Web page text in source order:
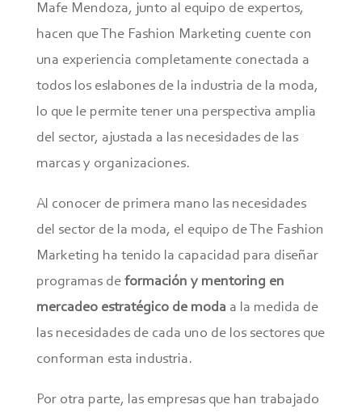
Mafe Mendoza, junto al equipo de expertos,
hacen que The Fashion Marketing cuente con
una experiencia completamente conectada a
todos los eslabones de la industria de la moda,
lo que le permite tener una perspectiva amplia
del sector, ajustada a las necesidades de las
marcas y organizaciones.
Al conocer de primera mano las necesidades
del sector de la moda, el equipo de The Fashion
Marketing ha tenido la capacidad para diseñar
programas de formación y mentoring en
mercadeo estratégico de moda a la medida de
las necesidades de cada uno de los sectores que
conforman esta industria.
Por otra parte, las empresas que han trabajado